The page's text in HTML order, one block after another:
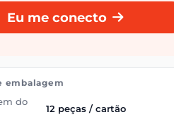
Eu me conecto
embalagem
do
12 peças / cartão